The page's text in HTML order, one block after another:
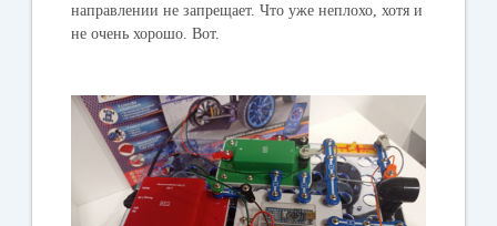
направлении не запрещает. Что уже неплохо, хотя и
не очень хорошо. Вот.